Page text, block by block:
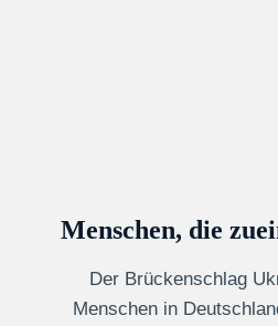
Menschen, die
Der Brückenschlag
Menschen in